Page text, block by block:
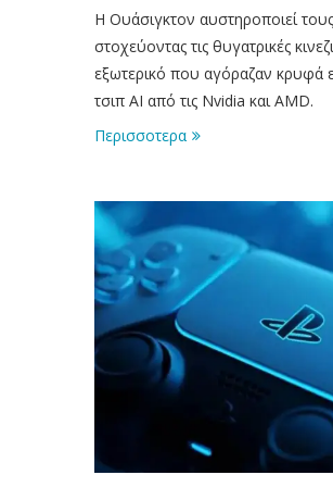
Η Ουάσιγκτον αυστηροποιεί
στοχεύοντας τις θυγατρικές
εξωτερικό που αγόραζαν κρυφά
τσιπ AI από τις Nvidia και AMD.
Περισσοτερα